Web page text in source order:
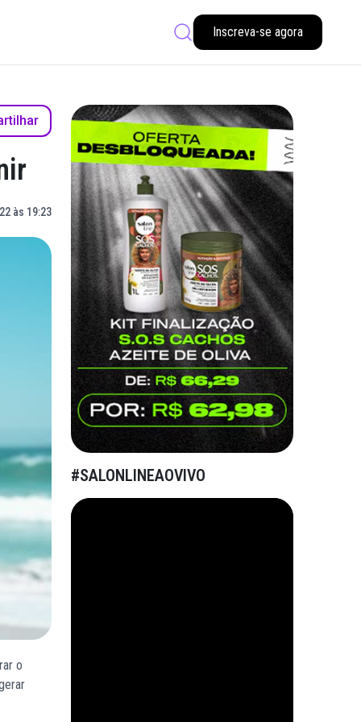
Inscreva-se agora
às 19:23
o
#SALONLINEAOVIVO